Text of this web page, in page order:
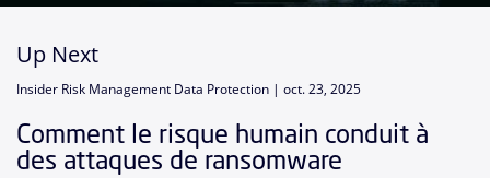
Up Next
Insider Risk Management Data Protection | oct. 23, 2025
Comment le risque humain conduit à
des attaques de ransomware